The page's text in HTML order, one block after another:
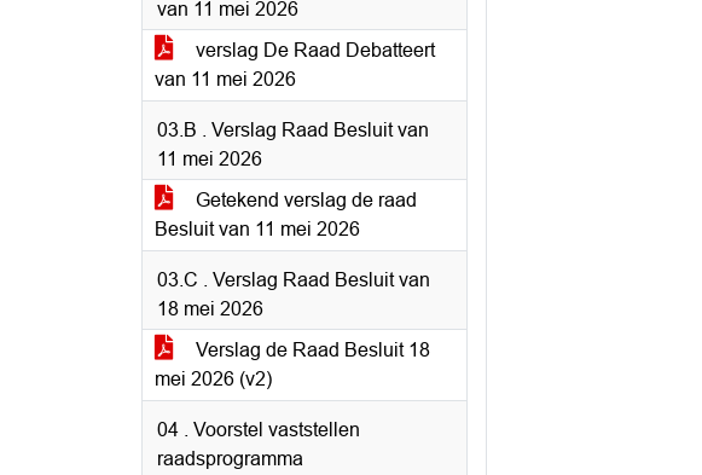
van 11 mei 2026
verslag De Raad Debatteert
van 11 mei 2026
03.B . Verslag Raad Besluit van
11 mei 2026
Getekend verslag de raad
Besluit van 11 mei 2026
03.C . Verslag Raad Besluit van
18 mei 2026
Verslag de Raad Besluit 18
mei 2026 (v2)
04 . Voorstel vaststellen
raadsprogramma